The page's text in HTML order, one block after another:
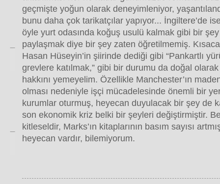
geçmişte yoğun olarak deneyimleniyor,
bunu daha çok tarikatçılar yapıyor... İngiltere’de
öyle yurt odasında koğuş usulü kalmak gibi bir
paylaşmak diye bir şey zaten öğretilmemiş.
Hasan Hüseyin’in şiirinde dediği gibi “Pankartlı
grevlere katılmak,” gibi bir durumu da doğal
hakkını yemeyelim. Özellikle Manchester’ın
olması nedeniyle işçi mücadelesinde önemli bir
kurumlar oturmuş, heyecan duyulacak bir şey de
son ekonomik kriz belki bir şeyleri değiştirmiştir.
kitleseldir, Marks’ın kitaplarının basım sayısı
heyecan vardır, bilemiyorum.